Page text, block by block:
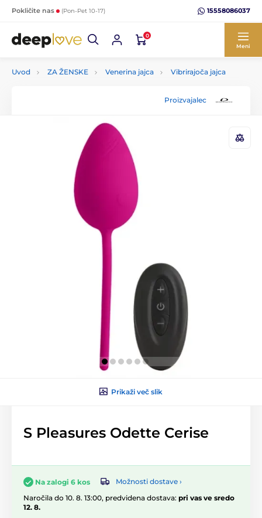
Pokličite nas (Pon-Pet 10-17) 15558086037
0
Meni
Uvod ZA ŽENSKE Venerina jajca Vibrirajoča jajca
Proizvajalec
Prikaži več slik
S Pleasures Odette Cerise
Na zalogi 6 kos
Možnosti dostave ›
Naročila do 10. 8. 13:00, predvidena dostava: pri vas ve sredo
12. 8.